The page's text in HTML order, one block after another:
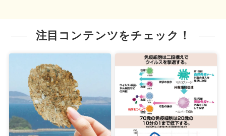
注目コンテンツをチェック！